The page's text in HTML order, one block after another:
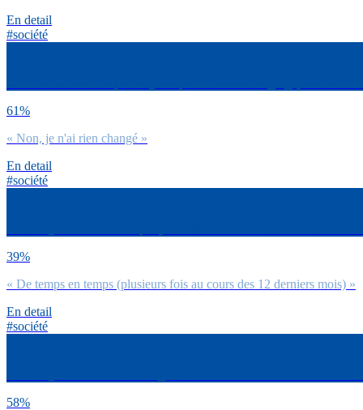
En detail
#société
61%
« Non, je n'ai rien changé »
En detail
#société
39%
« De temps en temps (plusieurs fois au cours des 12 derniers mois) »
En detail
#société
58%